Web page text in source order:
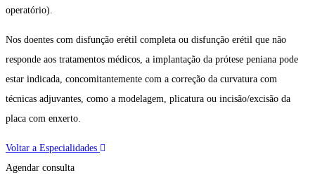
operatório).
Nos doentes com disfunção erétil completa ou disfunção erétil que não
responde aos tratamentos médicos, a implantação da prótese peniana pode
estar indicada, concomitantemente com a correção da curvatura com
técnicas adjuvantes, como a modelagem, plicatura ou incisão/excisão da
placa com enxerto.
Voltar a Especialidades
Agendar consulta